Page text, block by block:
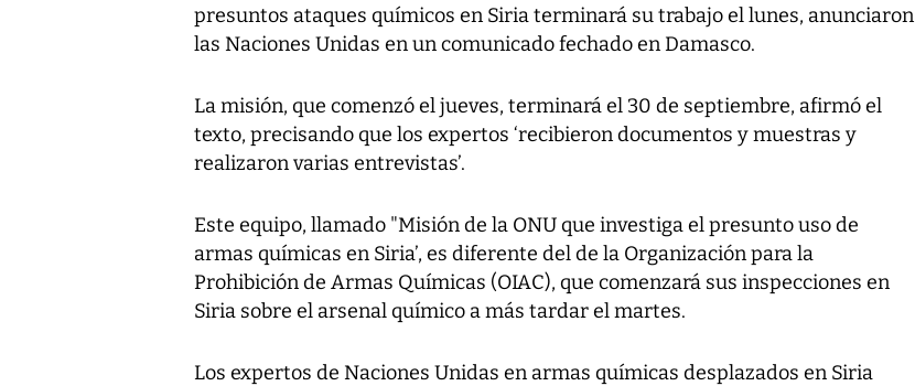
presuntos ataques químicos en Siria terminará su trabajo el lunes, anunciaron
las Naciones Unidas en un comunicado fechado en Damasco.
La misión, que comenzó el jueves, terminará el 30 de septiembre, afirmó el
texto, precisando que los expertos ‘recibieron documentos y muestras y
realizaron varias entrevistas’.
Este equipo, llamado "Misión de la ONU que investiga el presunto uso de
armas químicas en Siria’, es diferente del de la Organización para la
Prohibición de Armas Químicas (OIAC), que comenzará sus inspecciones en
Siria sobre el arsenal químico a más tardar el martes.
Los expertos de Naciones Unidas en armas químicas desplazados en Siria